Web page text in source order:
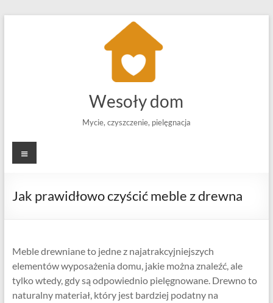
Wesoły dom
Mycie, czyszczenie, pielęgnacja
Menu
Jak prawidłowo czyścić meble z drewna
Meble drewniane to jedne z najatrakcyjniejszych
elementów wyposażenia domu, jakie można znaleźć, ale
tylko wtedy, gdy są odpowiednio pielęgnowane. Drewno to
naturalny materiał, który jest bardziej podatny na